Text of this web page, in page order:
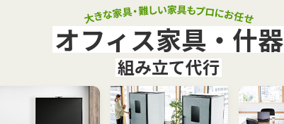
オフィス家具・什器
組み立て代行